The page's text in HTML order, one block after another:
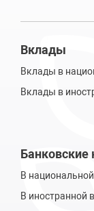
Вклады
Вклады в
Вклады в
Банковские
В
В иностранной